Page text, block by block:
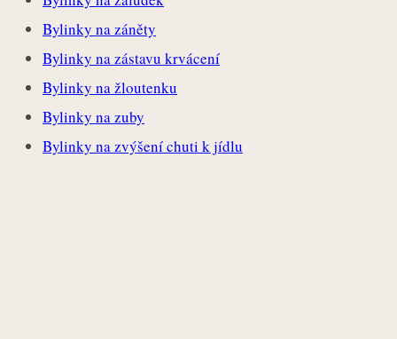
Bylinky na záněty
Bylinky na zástavu krvácení
Bylinky na žloutenku
Bylinky na zuby
Bylinky na zvýšení chuti k jídlu